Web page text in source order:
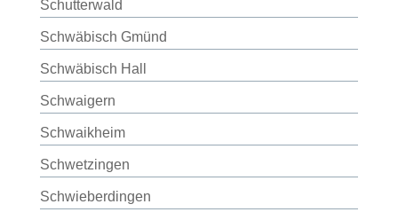
Schutterwald
Schwäbisch Gmünd
Schwäbisch Hall
Schwaigern
Schwaikheim
Schwetzingen
Schwieberdingen